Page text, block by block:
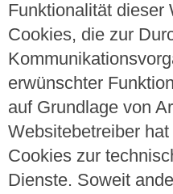
Funktionalität dieser
Cookies, die zur
erwünschter
auf Grundlage von
Websitebetreiber
Cookies zur
Dienste. Soweit